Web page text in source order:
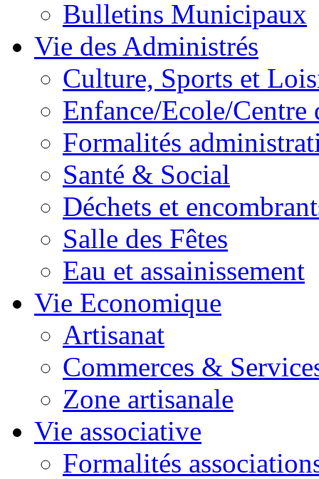
Bulletins Municipaux
Vie des Administrés
Culture, Sports et
Enfance/Ecole/Centre
Formalités
Santé & Social
Déchets et
Salle des Fêtes
Eau et assainissement
Vie Economique
Artisanat
Commerces &
Zone artisanale
Vie associative
Formalités